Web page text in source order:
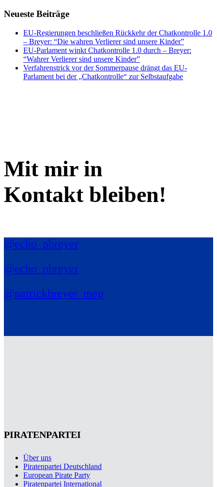
Neueste Beiträge
EU-Regierungen beschließen Rückkehr der Chatkontrolle 1.0
– Breyer: “Die wahren Verlierer sind unsere Kinder”
EU-Parlament winkt Chatkontrolle 1.0 durch – Breyer:
“Wahrer Verlierer sind unsere Kinder”
Verfahrenstrick vor der Sommerpause drängt das EU-
Parlament bei der „Chatkontrolle“ zur Selbstaufgabe
Mit mir in
Kontakt bleiben!
@echo_pbreyer
@echo_pbreyer
@patrickbreyer_mep
PIRATENPARTEI
Über uns
Piratenpartei Deutschland
European Pirate Party
Piratenpartei International